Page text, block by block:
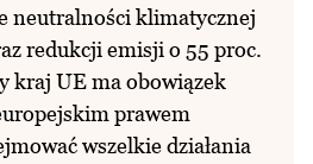
neutralności klimatycznej
redukcji emisji o 55 proc.
kraj UE ma obowiązek
prawem
wszelkie działania